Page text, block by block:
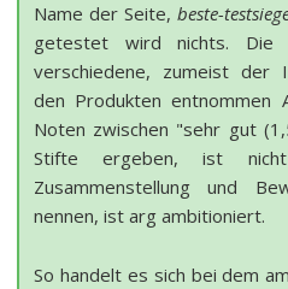
Name der Seite, beste-
getestet wird nichts. Die
verschiedene, zumeist der
den Produkten entnommen
Noten zwischen "sehr gut
Stifte ergeben, ist
Zusammenstellung und
nennen, ist arg ambitioniert.
So handelt es sich bei dem